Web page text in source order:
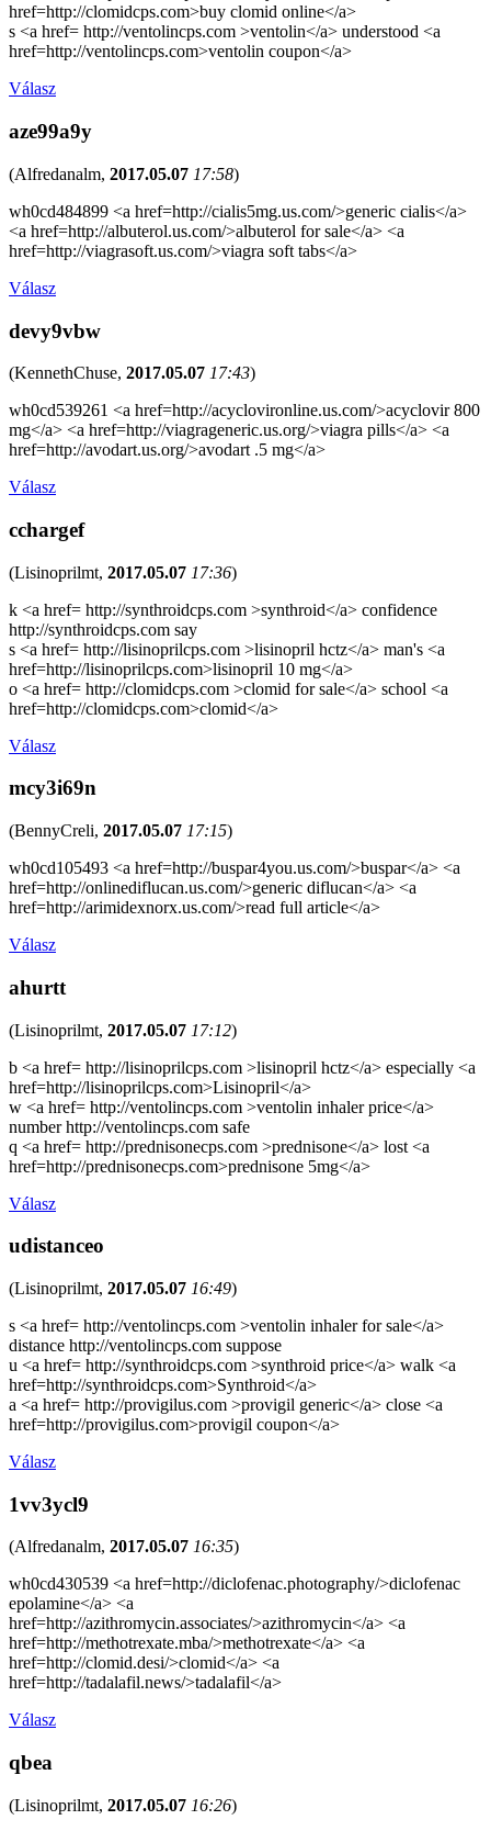
href=http://clomidcps.com>buy clomid online</a>
s <a href= http://ventolincps.com >ventolin</a> understood <a
href=http://ventolincps.com>ventolin coupon</a>
Válasz
aze99a9y
(Alfredanalm, 2017.05.07 17:58)
wh0cd484899 <a href=http://cialis5mg.us.com/>generic cialis</a>
<a href=http://albuterol.us.com/>albuterol for sale</a> <a
href=http://viagrasoft.us.com/>viagra soft tabs</a>
Válasz
devy9vbw
(KennethChuse, 2017.05.07 17:43)
wh0cd539261 <a href=http://acyclovironline.us.com/>acyclovir 800
mg</a> <a href=http://viagrageneric.us.org/>viagra pills</a> <a
href=http://avodart.us.org/>avodart .5 mg</a>
Válasz
cchargef
(Lisinoprilmt, 2017.05.07 17:36)
k <a href= http://synthroidcps.com >synthroid</a> confidence
http://synthroidcps.com say
s <a href= http://lisinoprilcps.com >lisinopril hctz</a> man's <a
href=http://lisinoprilcps.com>lisinopril 10 mg</a>
o <a href= http://clomidcps.com >clomid for sale</a> school <a
href=http://clomidcps.com>clomid</a>
Válasz
mcy3i69n
(BennyCreli, 2017.05.07 17:15)
wh0cd105493 <a href=http://buspar4you.us.com/>buspar</a> <a
href=http://onlinediflucan.us.com/>generic diflucan</a> <a
href=http://arimidexnorx.us.com/>read full article</a>
Válasz
ahurtt
(Lisinoprilmt, 2017.05.07 17:12)
b <a href= http://lisinoprilcps.com >lisinopril hctz</a> especially <a
href=http://lisinoprilcps.com>Lisinopril</a>
w <a href= http://ventolincps.com >ventolin inhaler price</a>
number http://ventolincps.com safe
q <a href= http://prednisonecps.com >prednisone</a> lost <a
href=http://prednisonecps.com>prednisone 5mg</a>
Válasz
udistanceo
(Lisinoprilmt, 2017.05.07 16:49)
s <a href= http://ventolincps.com >ventolin inhaler for sale</a>
distance http://ventolincps.com suppose
u <a href= http://synthroidcps.com >synthroid price</a> walk <a
href=http://synthroidcps.com>Synthroid</a>
a <a href= http://provigilus.com >provigil generic</a> close <a
href=http://provigilus.com>provigil coupon</a>
Válasz
1vv3ycl9
(Alfredanalm, 2017.05.07 16:35)
wh0cd430539 <a href=http://diclofenac.photography/>diclofenac
epolamine</a> <a
href=http://azithromycin.associates/>azithromycin</a> <a
href=http://methotrexate.mba/>methotrexate</a> <a
href=http://clomid.desi/>clomid</a> <a
href=http://tadalafil.news/>tadalafil</a>
Válasz
qbea
(Lisinoprilmt, 2017.05.07 16:26)